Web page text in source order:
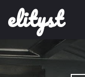
elityst
Skip to content